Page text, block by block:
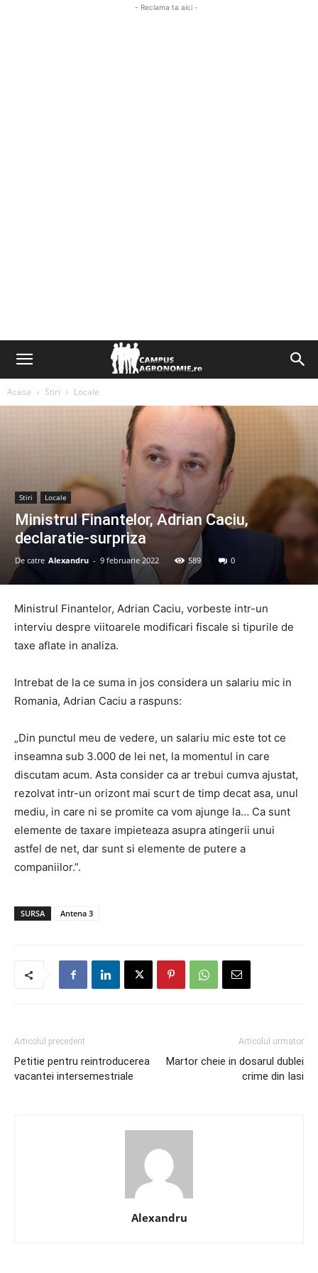
- Reclama ta aici -
Acasa Stiri Locale
Stiri Locale
Ministrul Finantelor, Adrian Caciu,
declaratie-surpriza
De catre Alexandru - 9 februarie 2022 589 0
Ministrul Finantelor, Adrian Caciu, vorbeste intr-un
interviu despre viitoarele modificari fiscale si tipurile de
taxe aflate in analiza.
Intrebat de la ce suma in jos considera un salariu mic in
Romania, Adrian Caciu a raspuns:
„Din punctul meu de vedere, un salariu mic este tot ce
inseamna sub 3.000 de lei net, la momentul in care
discutam acum. Asta consider ca ar trebui cumva ajustat,
rezolvat intr-un orizont mai scurt de timp decat asa, unul
mediu, in care ni se promite ca vom ajunge la… Ca sunt
elemente de taxare impieteaza asupra atingerii unui
astfel de net, dar sunt si elemente de putere a
companiilor.”.
SURSA Antena 3
Articolul precedent
Petitie pentru reintroducerea
vacantei intersemestriale
Articolul urmator
Martor cheie in dosarul dublei
crime din Iasi
Alexandru